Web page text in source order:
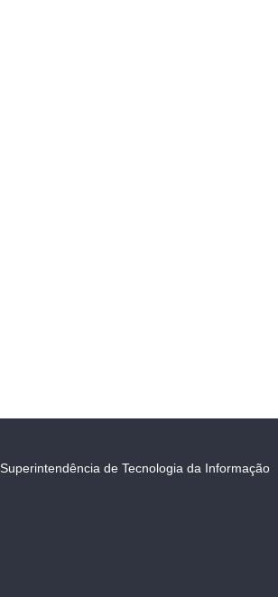
Superintendência de Tecnologia da Informação